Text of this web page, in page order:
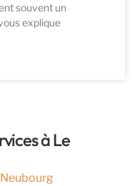
souvent un
explique
à Le